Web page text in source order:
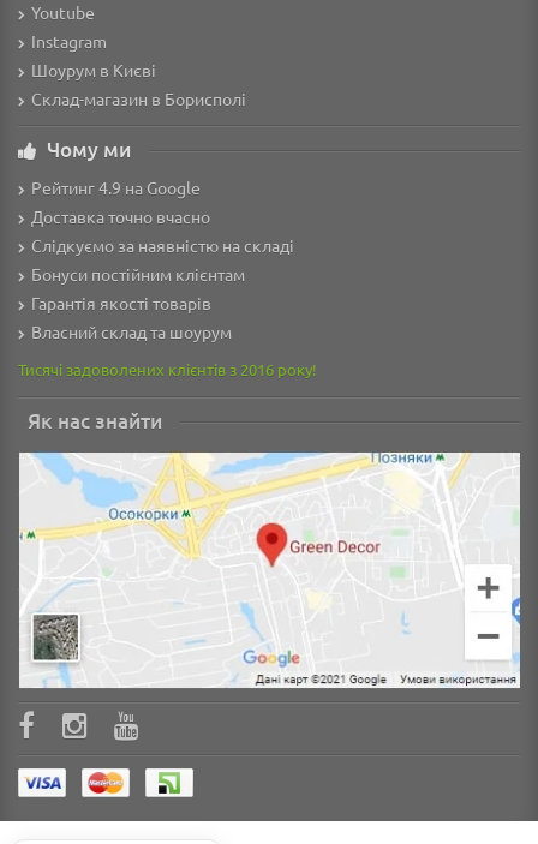
Youtube
Instagram
Шоурум в Києві
Склад-магазин в Борисполі
Чому ми
Рейтинг 4.9 на Google
Доставка точно вчасно
Слідкуємо за наявністю на складі
Бонуси постійним клієнтам
Гарантія якості товарів
Власний склад та шоурум
Тисячі задоволених клієнтів з 2016 року!
Як нас знайти